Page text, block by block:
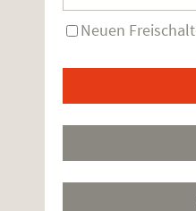
Neuen